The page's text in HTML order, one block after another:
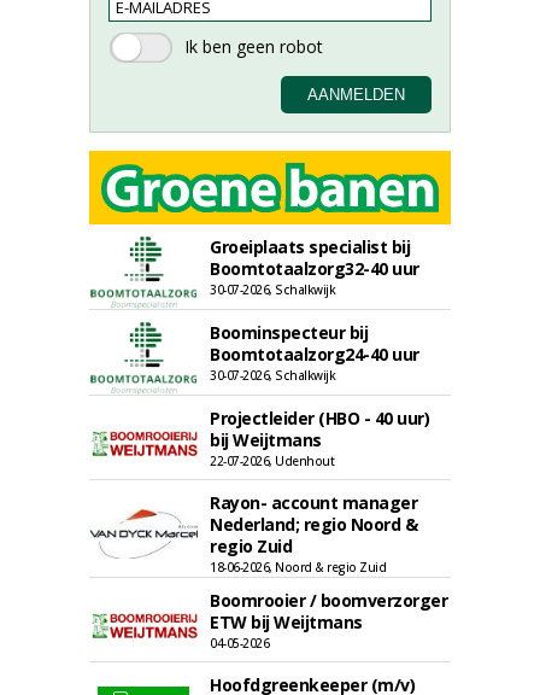
Groeiplaats specialist bij
Boomtotaalzorg32-40 uur
30-07-2026, Schalkwijk
Boominspecteur bij
Boomtotaalzorg24-40 uur
30-07-2026, Schalkwijk
Projectleider (HBO - 40 uur)
bij Weijtmans
22-07-2026, Udenhout
Rayon- account manager
Nederland; regio Noord &
regio Zuid
18-06-2026, Noord & regio Zuid
Boomrooier / boomverzorger
ETW bij Weijtmans
04-05-2026
Hoofdgreenkeeper (m/v)